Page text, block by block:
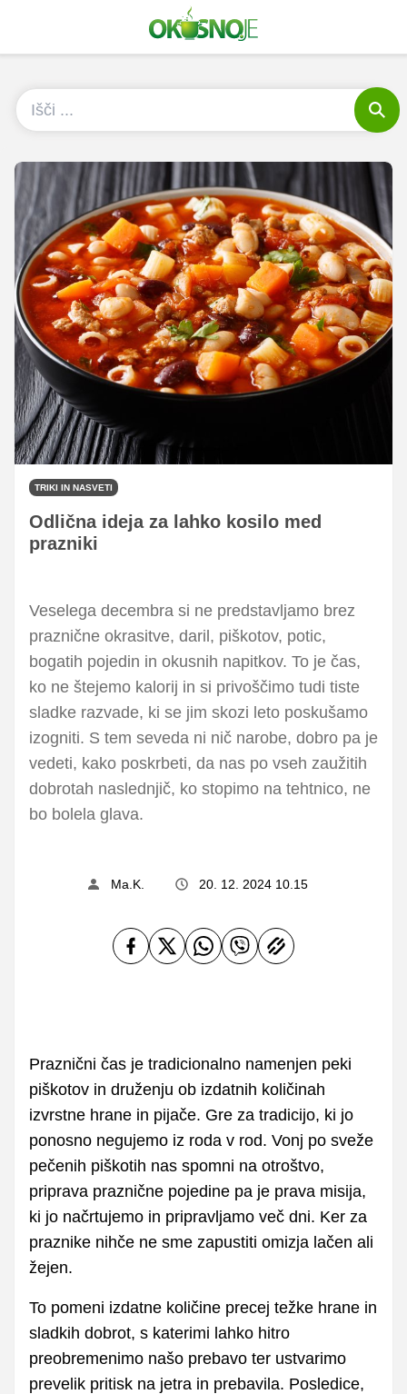
TRIKI IN NASVETI
Odlična ideja za lahko kosilo med
prazniki
Veselega decembra si ne predstavljamo brez
praznične okrasitve, daril, piškotov, potic,
bogatih pojedin in okusnih napitkov. To je čas,
ko ne štejemo kalorij in si privoščimo tudi tiste
sladke razvade, ki se jim skozi leto poskušamo
izogniti. S tem seveda ni nič narobe, dobro pa je
vedeti, kako poskrbeti, da nas po vseh zaužitih
dobrotah naslednjič, ko stopimo na tehtnico, ne
bo bolela glava.
Ma.K. 20. 12. 2024 10.15
Praznični čas je tradicionalno namenjen peki
piškotov in druženju ob izdatnih količinah
izvrstne hrane in pijače. Gre za tradicijo, ki jo
ponosno negujemo iz roda v rod. Vonj po sveže
pečenih piškotih nas spomni na otroštvo,
priprava praznične pojedine pa je prava misija,
ki jo načrtujemo in pripravljamo več dni. Ker za
praznike nihče ne sme zapustiti omizja lačen ali
žejen.
To pomeni izdatne količine precej težke hrane in
sladkih dobrot, s katerimi lahko hitro
preobremenimo našo prebavo ter ustvarimo
prevelik pritisk na jetra in prebavila. Posledice,